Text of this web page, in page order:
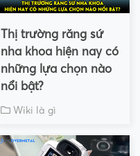
Thị trường răng sứ
nha khoa hiện nay có
những lựa chọn nào
nổi bật?
Wiki là gì